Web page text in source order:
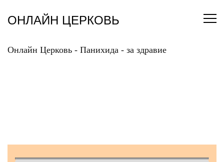
содержанию
ОНЛАЙН ЦЕРКОВЬ
Онлайн Церковь - Панихида - за здравие